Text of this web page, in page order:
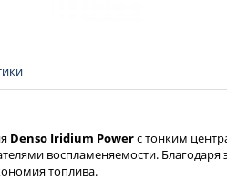
Denso Iridium Powerс тонким
воспламеняемости. Благодаря
топлива.